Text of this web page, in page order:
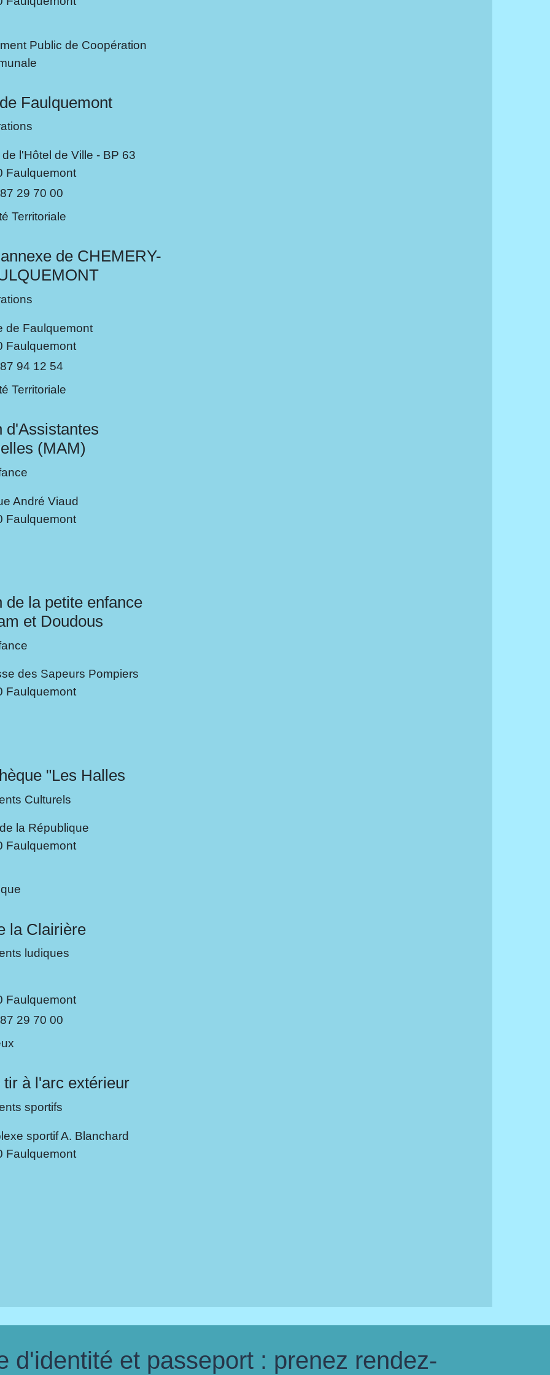
Public de Coopération
Faulquemont
l'Hôtel de Ville - BP 63
Faulquemont
29 70 00
Territoriale
de CHEMERY-
de Faulquemont
Faulquemont
94 12 54
Territoriale
d'Assistantes
(MAM)
André Viaud
Faulquemont
de la petite enfance
et Doudous
des Sapeurs Pompiers
Faulquemont
"Les Halles
Culturels
la République
Faulquemont
la Clairière
ludiques
Faulquemont
29 70 00
tir à l'arc extérieur
sportifs
sportif A. Blanchard
Faulquemont
d'identité et passeport : prenez rendez-